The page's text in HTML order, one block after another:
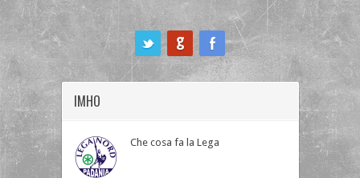
IMHO
Che cosa fa la Lega